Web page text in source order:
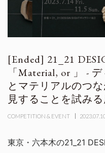
21_21
「Material, or 」 -
とマテリアルのつ
見することを試み
COMPETITION & EVENT
東京・六本木の21_21